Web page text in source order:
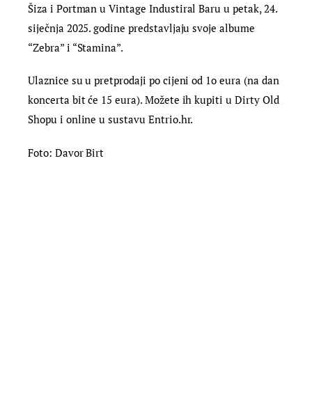
Šiza i Portman u Vintage Industiral Baru u petak, 24.
siječnja 2025. godine predstavljaju svoje albume
“Zebra” i “Stamina”.
Ulaznice su u pretprodaji po cijeni od 1o eura (na dan
koncerta bit će 15 eura). Možete ih kupiti u Dirty Old
Shopu i online u sustavu Entrio.hr.
Foto: Davor Birt